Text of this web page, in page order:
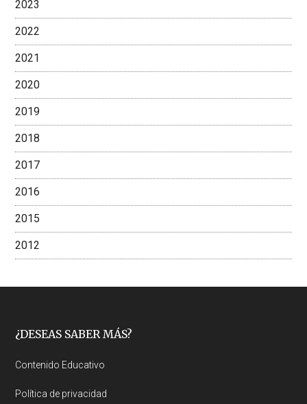
2023
2022
2021
2020
2019
2018
2017
2016
2015
2012
Footer
¿DESEAS SABER MÁS?
Contenido Educativo
Política de privacidad